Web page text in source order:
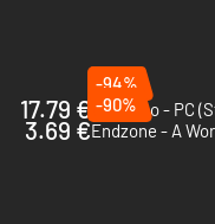
17.79 €
-94%
Aquatico - PC
3.69 €
-90%
Endzone - A